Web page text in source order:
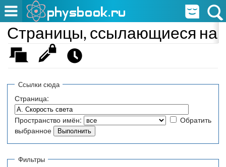
Страницы, ссылающиеся на
Ссылки сюда
Страница:
Пространство имён:
Обратить
выбранное
Фильтры